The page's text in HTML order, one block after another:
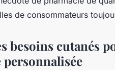
de consommateurs
besoins cutanés